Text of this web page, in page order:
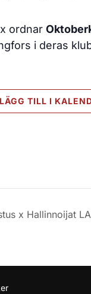
ordnar
i deras
LÄGG TILL I
x Hallinnoijat